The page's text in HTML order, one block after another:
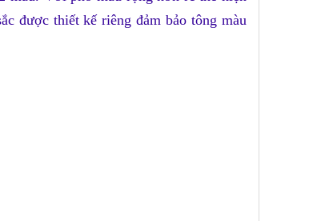
được thiết kế riêng đảm bảo tông màu